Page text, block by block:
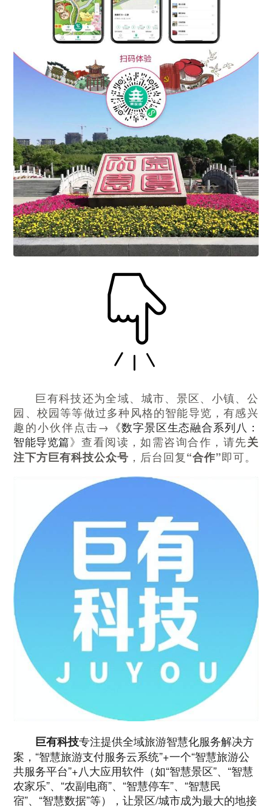
巨有科技还为全域、城市、景区、小镇、公
园、校园等等做过多种风格的智能导览，有感兴
趣的小伙伴点击→ 《数字景区生态融合系列八：
智能导览篇》查看阅读，如需咨询合作，请先关
注下方巨有科技公众号 ，后台回复“合作”即可。
巨有科技专注提供全域旅游智慧化服务解决方
案，“智慧旅游支付服务云系统”+一个“智慧旅游公
共服务平台”+八大应用软件（如“智慧景区”、“智慧
农家乐”、“农副电商”、“智慧停车”、“智慧民
宿”、“智慧数据”等），让景区/城市成为最大的地接